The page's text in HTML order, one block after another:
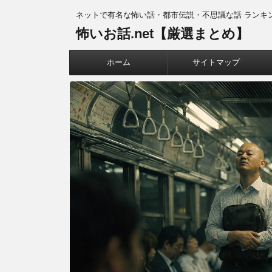
ネットで有名な怖い話・都市伝説・不思議な話 ランキ
怖いお話.net【厳選まとめ】
ホーム サイトマップ